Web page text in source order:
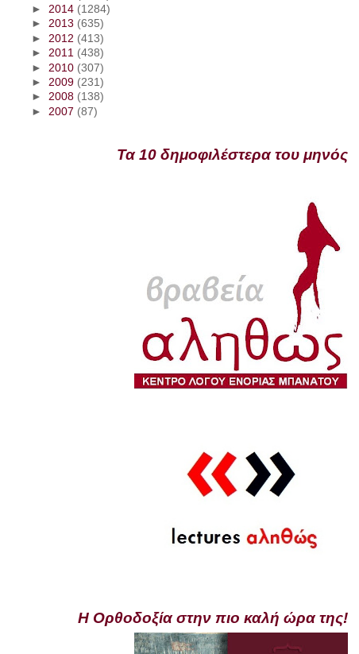
►2014 (1284)
►2013 (635)
► 2012 (413)
►2011 (438)
► 2010 (307)
►2009 (231)
►2008 (138)
► 2007 (87)
Τα 10 δημοφιλέστερα του μηνός
Η Ορθοδοξία στην πιο καλή ώρα της!